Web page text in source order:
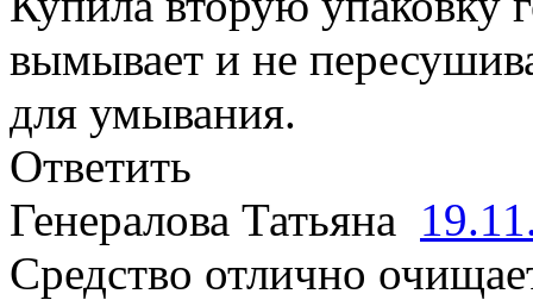
вымывает и не
для умывания.
Ответить
Генералова Татьяна
Средство отлично